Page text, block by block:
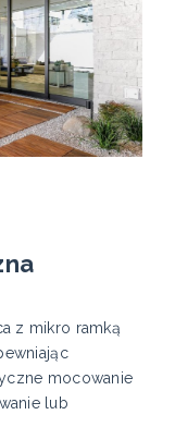
z mikro ramką
mocowanie
lub